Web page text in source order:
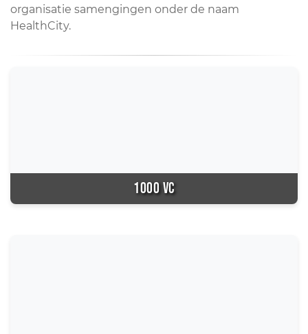
organisatie samengingen onder de naam
HealthCity.
1000 VC